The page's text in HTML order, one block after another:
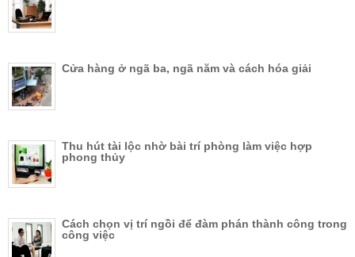
Cửa hàng ở ngã ba, ngã năm và cách hóa giải
Thu hút tài lộc nhờ bài trí phòng làm việc hợp
phong thủy
Cách chọn vị trí ngồi để đàm phán thành công trong
công việc